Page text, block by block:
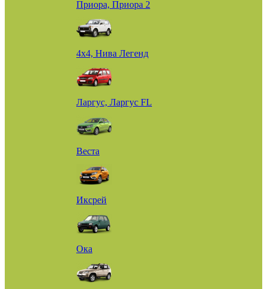
Приора, Приора 2
4х4, Нива Легенд
Ларгус, Ларгус FL
Веста
Иксрей
Ока